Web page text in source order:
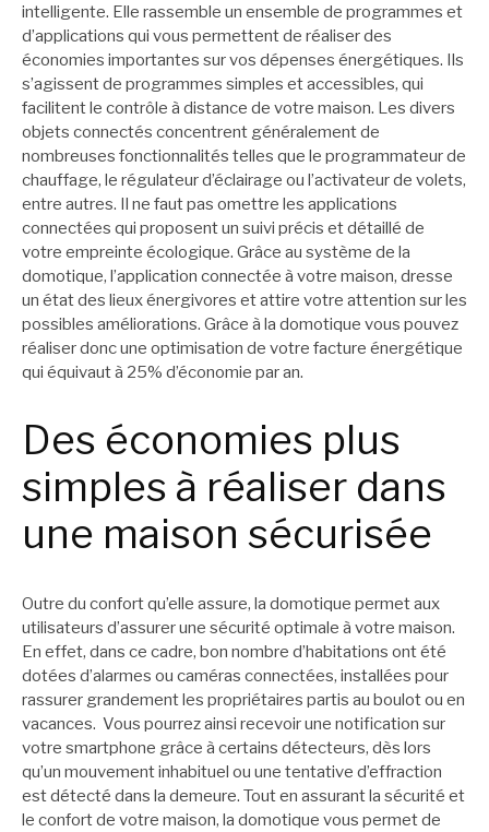
intelligente. Elle rassemble un ensemble de programmes et
d’applications qui vous permettent de réaliser des
économies importantes sur vos dépenses énergétiques. Ils
s’agissent de programmes simples et accessibles, qui
facilitent le contrôle à distance de votre maison. Les divers
objets connectés concentrent généralement de
nombreuses fonctionnalités telles que le programmateur de
chauffage, le régulateur d’éclairage ou l’activateur de volets,
entre autres. Il ne faut pas omettre les applications
connectées qui proposent un suivi précis et détaillé de
votre empreinte écologique. Grâce au système de la
domotique, l’application connectée à votre maison, dresse
un état des lieux énergivores et attire votre attention sur les
possibles améliorations. Grâce à la domotique vous pouvez
réaliser donc une optimisation de votre facture énergétique
qui équivaut à 25% d’économie par an.
Des économies plus
simples à réaliser dans
une maison sécurisée
Outre du confort qu’elle assure, la domotique permet aux
utilisateurs d’assurer une sécurité optimale à votre maison.
En effet, dans ce cadre, bon nombre d’habitations ont été
dotées d’alarmes ou caméras connectées, installées pour
rassurer grandement les propriétaires partis au boulot ou en
vacances. Vous pourrez ainsi recevoir une notification sur
votre smartphone grâce à certains détecteurs, dès lors
qu’un mouvement inhabituel ou une tentative d’effraction
est détecté dans la demeure. Tout en assurant la sécurité et
le confort de votre maison, la domotique vous permet de